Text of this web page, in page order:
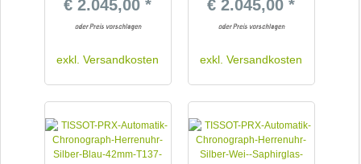
€ 2.045,00 *
exkl.Versandkosten
€ 2.045,00 *
exkl.Versandkosten